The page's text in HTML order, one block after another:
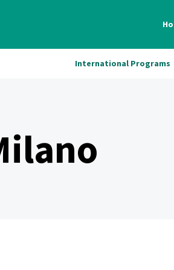
International Programs